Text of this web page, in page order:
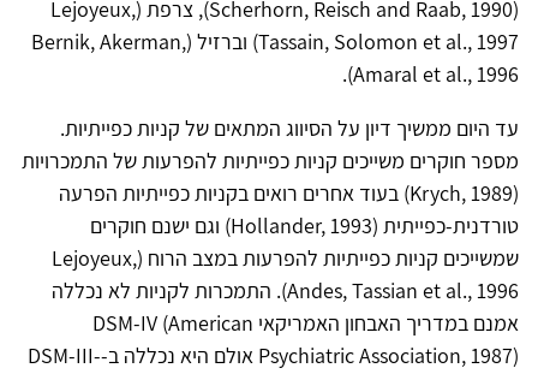
(Scherhorn, Reisch and Raab, 1990), צרפת (Lejoyeux,
Tassain, Solomon et al., 1997) וברזיל (Bernik, Akerman,
Amaral et al., 1996).
עד היום ממשיך דיון על הסיווג המתאים של קניות כפייתיות.
מספר חוקרים משייכים קניות כפייתיות להפרעות של התמכרויות
(Krych, 1989) בעוד אחרים רואים בקניות כפייתיות הפרעה
טורדנית-כפייתית (Hollander, 1993) וגם ישנם חוקרים
שמשייכים קניות כפייתיות להפרעות במצב הרוח (Lejoyeux,
Andes, Tassian et al., 1996). התמכרות לקניות לא נכללה
אמנם במדריך האבחון האמריקאי DSM-IV (American
Psychiatric Association, 1987) אולם היא נכללה ב-DSM-III-